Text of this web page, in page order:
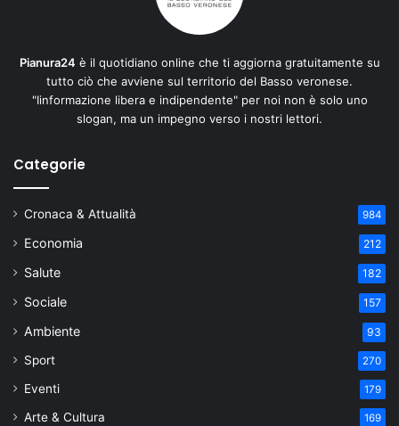
Pianura24 è il quotidiano online che ti aggiorna gratuitamente su
tutto ciò che avviene sul territorio del Basso veronese.
"Iinformazione libera e indipendente" per noi non è solo uno
slogan, ma un impegno verso i nostri lettori.
Categorie
Cronaca & Attualità 984
Economia 212
Salute 182
Sociale 157
Ambiente 93
Sport 270
Eventi 179
Arte & Cultura 169